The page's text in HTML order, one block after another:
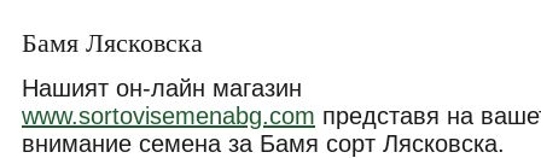
Бамя Лясковска
Нашият он-лайн магазин
www.sortovisemenabg.com представя на
внимание семена за Бамя сорт Лясковска.